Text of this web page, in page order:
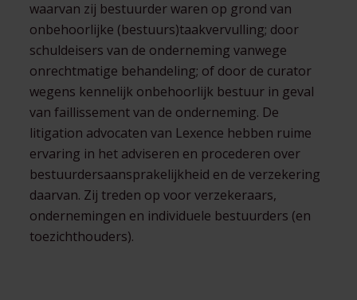
waarvan zij bestuurder waren op grond van
onbehoorlijke (bestuurs)taakvervulling; door
schuldeisers van de onderneming vanwege
onrechtmatige behandeling; of door de curator
wegens kennelijk onbehoorlijk bestuur in geval
van faillissement van de onderneming. De
litigation advocaten van Lexence hebben ruime
ervaring in het adviseren en procederen over
bestuurdersaansprakelijkheid en de verzekering
daarvan. Zij treden op voor verzekeraars,
ondernemingen en individuele bestuurders (en
toezichthouders).